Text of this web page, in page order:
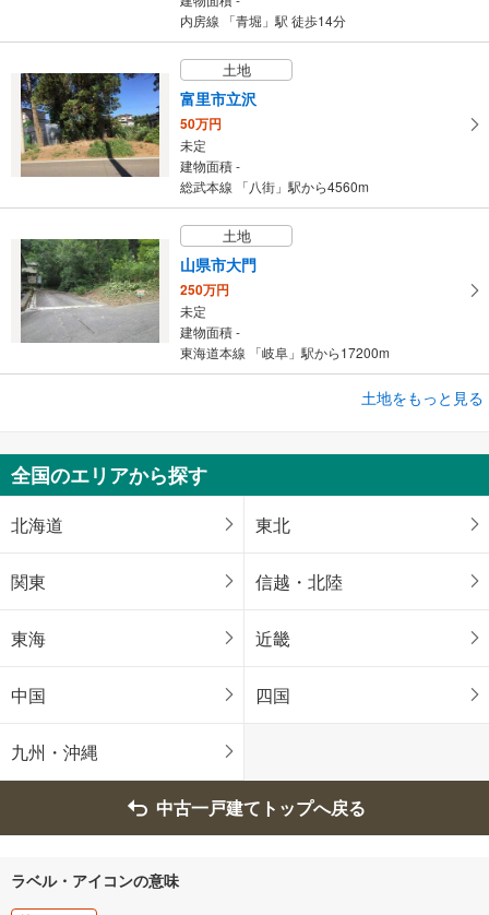
内房線 「青堀」駅 徒歩14分
土地
富里市立沢
50万円
未定
建物面積 -
総武本線 「八街」駅から4560m
土地
山県市大門
250万円
未定
建物面積 -
東海道本線 「岐阜」駅から17200m
250万円
未定
建物面積 -
養老鉄道養老線 「美濃高田」駅から2700m
土地をもっと見る
全国のエリアから探す
北海道 東北
関東 信越・北陸
東海 近畿
中国 四国
九州・沖縄
中古一戸建てトップへ戻る
ラベル・アイコンの意味